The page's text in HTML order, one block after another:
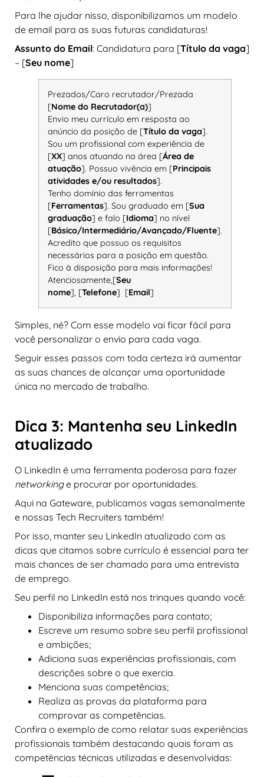
Para lhe ajudar nisso, disponibilizamos um modelo
de email para as suas futuras candidaturas!
Assunto do Email: Candidatura para [Título da vaga]
– [Seu nome]
Prezados/Caro recrutador/Prezada
[Nome do Recrutador(a)]
Envio meu currículo em resposta ao
anúncio da posição de [Título da vaga].
Sou um profissional com experiência de
[XX] anos atuando na área [Área de
atuação]. Possuo vivência em [Principais
atividades e/ou resultados].
Tenho domínio das ferramentas
[Ferramentas]. Sou graduado em [Sua
graduação] e falo [Idioma] no nível
[Básico/Intermediário/Avançado/Fluente].
Acredito que possuo os requisitos
necessários para a posição em questão.
Fico à disposição para mais informações!
Atenciosamente,[Seu
nome], [Telefone] [Email]
Simples, né? Com esse modelo vai ficar fácil para
você personalizar o envio para cada vaga.
Seguir esses passos com toda certeza irá aumentar
as suas chances de alcançar uma oportunidade
única no mercado de trabalho.
Dica 3: Mantenha seu LinkedIn
atualizado
O LinkedIn é uma ferramenta poderosa para fazer
networkinge procurar por oportunidades.
Aqui na Gateware, publicamos vagas semanalmente
e nossas Tech Recruiters também!
Por isso, manter seu LinkedIn atualizado com as
dicas que citamos sobre currículo é essencial para ter
mais chances de ser chamado para uma entrevista
de emprego.
Seu perfil no LinkedIn está nos trinques quando você:
Disponibiliza informações para contato;
Escreve um resumo sobre seu perfil profissional
e ambições;
Adiciona suas experiências profissionais, com
descrições sobre o que exercia.
Menciona suas competências;
Realiza as provas da plataforma para
comprovar as competências.
Confira o exemplo de como relatar suas experiências
profissionais também destacando quais foram as
competências técnicas utilizadas e desenvolvidas: